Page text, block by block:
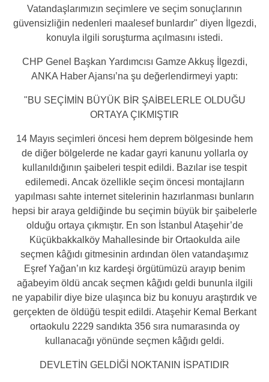
Vatandaşlarımızın seçimlere ve seçim sonuçlarının
güvensizliğin nedenleri maalesef bunlardır" diyen İlgezdi,
konuyla ilgili soruşturma açılmasını istedi.
CHP Genel Başkan Yardımcısı Gamze Akkuş İlgezdi,
ANKA Haber Ajansı’na şu değerlendirmeyi yaptı:
"BU SEÇİMİN BÜYÜK BİR ŞAİBELERLE OLDUĞU
ORTAYA ÇIKMIŞTIR
14 Mayıs seçimleri öncesi hem deprem bölgesinde hem
de diğer bölgelerde ne kadar gayri kanunu yollarla oy
kullanıldığının şaibeleri tespit edildi. Bazılar ise tespit
edilemedi. Ancak özellikle seçim öncesi montajların
yapılması sahte internet sitelerinin hazırlanması bunların
hepsi bir araya geldiğinde bu seçimin büyük bir şaibelerle
olduğu ortaya çıkmıştır. En son İstanbul Ataşehir’de
Küçükbakkalköy Mahallesinde bir Ortaokulda aile
seçmen kâğıdı gitmesinin ardından ölen vatandaşımız
Eşref Yağan’ın kız kardeşi örgütümüzü arayıp benim
ağabeyim öldü ancak seçmen kâğıdı geldi bununla ilgili
ne yapabilir diye bize ulaşınca biz bu konuyu araştırdık ve
gerçekten de öldüğü tespit edildi. Ataşehir Kemal Berkant
ortaokulu 2229 sandıkta 356 sıra numarasında oy
kullanacağı yönünde seçmen kâğıdı geldi.
DEVLETİN GELDİĞİ NOKTANIN İSPATIDIR